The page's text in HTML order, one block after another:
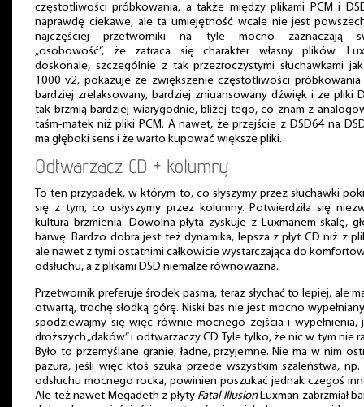
częstotliwości próbkowania, a także między plikami PCM i
naprawdę ciekawe, ale ta umiejętność wcale nie jest
najczęściej przetworniki na tyle mocno zaznaczają
„osobowość”, że zatraca się charakter własny plików.
doskonale, szczególnie z tak przezroczystymi słuchawkami
1000 v2, pokazuje że zwiększenie częstotliwości próbkowania
bardziej zrelaksowany, bardziej zniuansowany dźwięk i ze pliki
tak brzmią bardziej wiarygodnie, bliżej tego, co znam z
taśm-matek niż pliki PCM. A nawet, że przejście z DSD64 na
ma głęboki sens i że warto kupować większe pliki.
Odtwarzacz CD + kolumny
To ten przypadek, w którym to, co słyszymy przez słuchawki
się z tym, co usłyszymy przez kolumny. Potwierdziła się
kultura brzmienia. Dowolna płyta zyskuje z Luxmanem skalę,
barwę. Bardzo dobra jest też dynamika, lepsza z płyt CD niż z
ale nawet z tymi ostatnimi całkowicie wystarczająca do
odsłuchu, a z plikami DSD niemalże równoważna.
Przetwornik preferuje środek pasma, teraz słychać to lepiej, ale
otwartą, trochę słodką górę. Niski bas nie jest mocno
spodziewajmy się więc równie mocnego zejścia i wypełnienia,
droższych „daków” i odtwarzaczy CD. Tyle tylko, że nic w tym nie
Było to przemyślane granie, ładne, przyjemne. Nie ma w nim
pazura, jeśli więc ktoś szuka przede wszystkim szaleństwa, np.
odsłuchu mocnego rocka, powinien poszukać jednak czegoś
Ale też nawet Megadeth z płyty Fatal IllusionLuxman zabrzmiał